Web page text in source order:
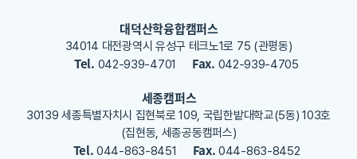
대덕산학융합캠퍼스
34014 대전광역시 유성구 테크노1로 75 (관평동)
Tel. 042-939-4701 Fax. 042-939-4705
세종캠퍼스
30139 세종특별자치시 집현북로 109, 국립한밭대학교(5동) 103호
(집현동, 세종공동캠퍼스)
Tel.044-863-8451 Fax. 044-863-8452